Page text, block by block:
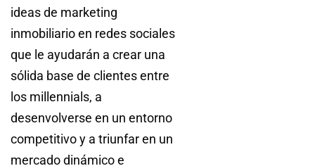
ideas de marketing
inmobiliario en redes sociales
que le ayudarán a crear una
sólida base de clientes entre
los millennials, a
desenvolverse en un entorno
competitivo y a triunfar en un
mercado dinámico e